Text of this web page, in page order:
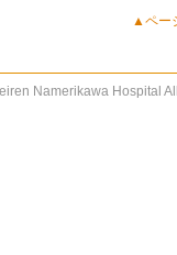
▲ペー
Namerikawa Hospital